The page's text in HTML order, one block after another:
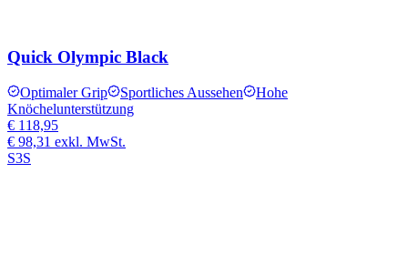
Quick Olympic Black
Optimaler Grip Sportliches Aussehen
Hohe
Knöchelunterstützung
€ 118,95
€ 98,31 exkl. MwSt.
S3S